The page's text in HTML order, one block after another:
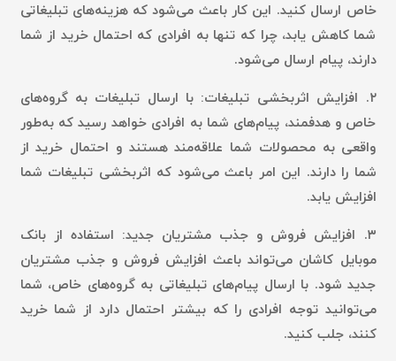
خاص ارسال کنید. این کار باعث می‌شود که هزینه‌های تبلیغاتی
شما کاهش یابد، چرا که تنها به افرادی که احتمال خرید از شما
دارند، پیام ارسال می‌شود.
۲. افزایش اثربخشی تبلیغات: با ارسال تبلیغات به گروه‌های
خاص و هدفمند، پیام‌های شما به افرادی خواهد رسید که به‌طور
واقعی به محصولات شما علاقه‌مند هستند و احتمال خرید از
شما را دارند. این امر باعث می‌شود که اثربخشی تبلیغات شما
افزایش یابد.
۳. افزایش فروش و جذب مشتریان جدید: استفاده از بانک
موبایل کاشان می‌تواند باعث افزایش فروش و جذب مشتریان
جدید شود. با ارسال پیام‌های تبلیغاتی به گروه‌های خاص، شما
می‌توانید توجه افرادی را که بیشتر احتمال دارد از شما خرید
کنند، جلب کنید.